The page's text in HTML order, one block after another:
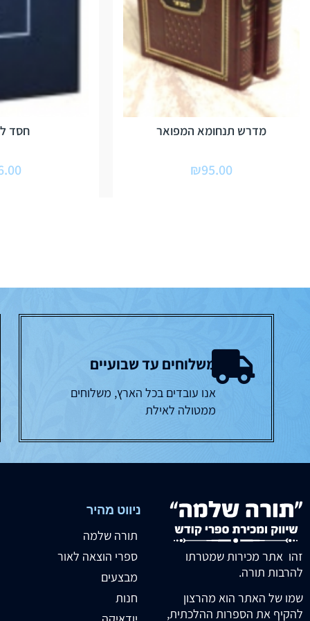
מדרש תנחומא המפואר
₪95.00
חסד
משלוחים עד שבועיים
אנו עובדים בכל הארץ, משלוחים
ממטולה לאילת
זהו אתר מכירות שמטרתו
להרבות תורה.
שמו של האתר הוא מהרצון
להקיף את הספרות ההלכתית,
ניווט מהיר
תורה שלמה
ספרי הוצאה לאור
מבצעים
חנות